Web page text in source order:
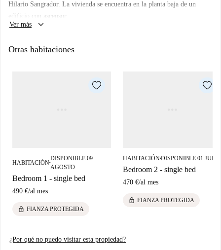
Hilario Sangrador. La vivienda se encuentra en la planta baja de un
edificio con ascensor.
Ver más
keyboard_arrow_down
Otras habitaciones
HABITACIÓN■
DISPONIBLE 09
AGOSTO
Bedroom 1 - single bed
490 €/al mes
lock FIANZA PROTEGIDA
HABITACIÓN■DISPONIBLE 01 JULIO
Bedroom 2 - single bed
470 €/al mes
lock FIANZA PROTEGIDA
¿Por qué no puedo visitar esta propiedad?